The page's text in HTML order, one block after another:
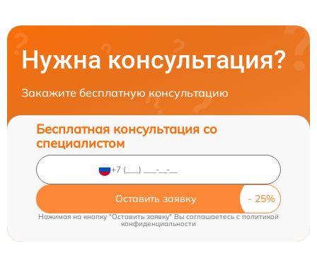
Нужна консультация?
Закажите бесплатную консультацию
Бесплатная консультация со
специалистом
Оставить заявку
Нажимая на кнопку "Оставить заявку" Вы соглашаетесь cполитикой
конфиденциальности